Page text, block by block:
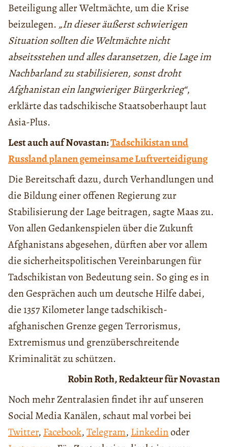
Beteiligung aller Weltmächte, um die Krise
beizulegen. „In dieser äußerst schwierigen
Situation sollten die Weltmächte nicht
abseitsstehen und alles daransetzen, die Lage im
Nachbarland zu stabilisieren, sonst droht
Afghanistan ein langwieriger Bürgerkrieg“,
erklärte das tadschikische Staatsoberhaupt laut
Asia-Plus.
Lest auch auf Novastan:Tadschikistan und
Russland planen gemeinsame Luftverteidigung
Die Bereitschaft dazu, durch Verhandlungen und
die Bildung einer offenen Regierung zur
Stabilisierung der Lage beitragen, sagte Maas zu.
Von allen Gedankenspielen über die Zukunft
Afghanistans abgesehen, dürften aber vor allem
die sicherheitspolitischen Vereinbarungen für
Tadschikistan von Bedeutung sein. So ging es in
den Gesprächen auch um deutsche Hilfe dabei,
die 1357 Kilometer lange tadschikisch-
afghanischen Grenze gegen Terrorismus,
Extremismus und grenzüberschreitende
Kriminalität zu schützen.
Robin Roth, Redakteur für Novastan
Noch mehr Zentralasien findet ihr auf unseren
Social Media Kanälen, schaut mal vorbei bei
Twitter, Facebook,Telegram, Linkedinoder